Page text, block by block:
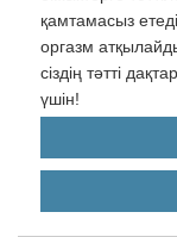
қамтамасыз
оргазм
сіздің тәтті
үшін!